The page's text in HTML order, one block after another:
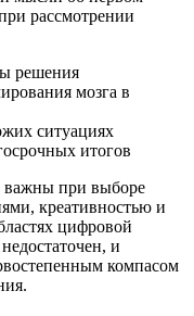
рассмотрении
решения
мозга в
ситуациях
итогов
важны при выборе
креативностью и
цифровой
и
компасом